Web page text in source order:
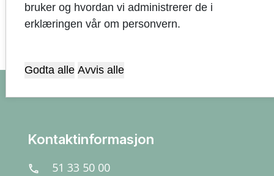
Kontaktinformasjon
call 51 33 50 00
bruker og hvordan vi administrerer de i
erklæringen vår om personvern.
Godta alle Avvis alle